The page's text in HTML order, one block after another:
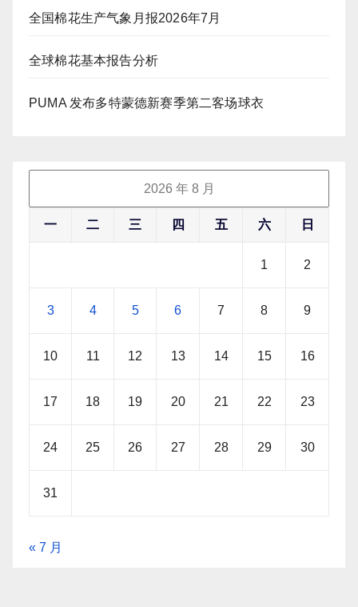
全国棉花生产气象月报2026年7月
全球棉花基本报告分析
PUMA 发布多特蒙德新赛季第二客场球衣
2026 年 8 月
一 二 三 四 五 六 日
1 2
3 4 5 6 7 8 9
10 11 12 13 14 15 16
17 18 19 20 21 22 23
24 25 26 27 28 29 30
31
« 7 月